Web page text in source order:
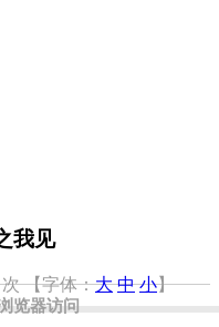
览器访问
我见
次 【字体：大 中 小】